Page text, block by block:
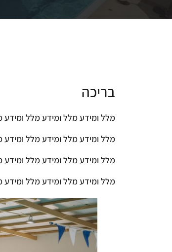
בריכה
מלל ומידע מלל ומידע מלל
מלל ומידע מלל ומידע מלל
מלל ומידע מלל ומידע מלל
מלל ומידע מלל ומידע מלל